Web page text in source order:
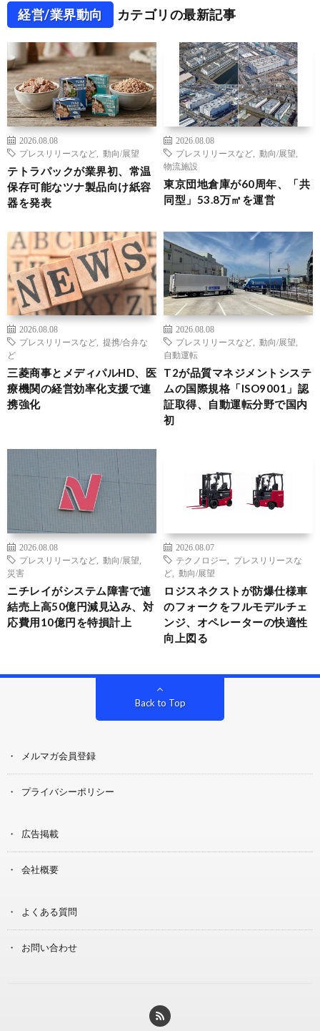
経営/業界動向 カテゴリの最新記事
2026.08.08
プレスリリースなど
動向/展望
テトラパックが業界初、常温
保存可能なツナ製品向け紙容
器を発表
2026.08.08
プレスリリースなど
動向/展望
物流施設
東京団地倉庫が60周年、「共
同型」53.8万㎡を運営
2026.08.08
プレスリリースなど
提携/合弁な
ど
三菱商事とメディパルHD、医
療機関の経営効率化支援で連
携強化
2026.08.08
プレスリリースなど
動向/展望
自動運転
T2が品質マネジメントシステ
ムの国際規格「ISO9001」認
証取得、自動運転分野で国内
初
2026.08.08
プレスリリースなど
動向/展望
災害
ニチレイがシステム障害で連
結売上高50億円減見込み、対
応費用10億円を特損計上
2026.08.07
テクノロジー
プレスリリースな
ど
動向/展望
ロジスネクストが防爆仕様車
のフォークをフルモデルチェ
ンジ、オペレーターの快適性
向上図る
Back to Top
メルマガ会員登録
プライバシーポリシー
広告掲載
会社概要
よくある質問
お問い合わせ